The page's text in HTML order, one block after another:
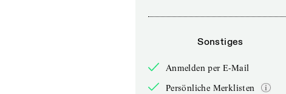
Sonstiges
Anmelden per E-Mail
Persönliche Merklisten